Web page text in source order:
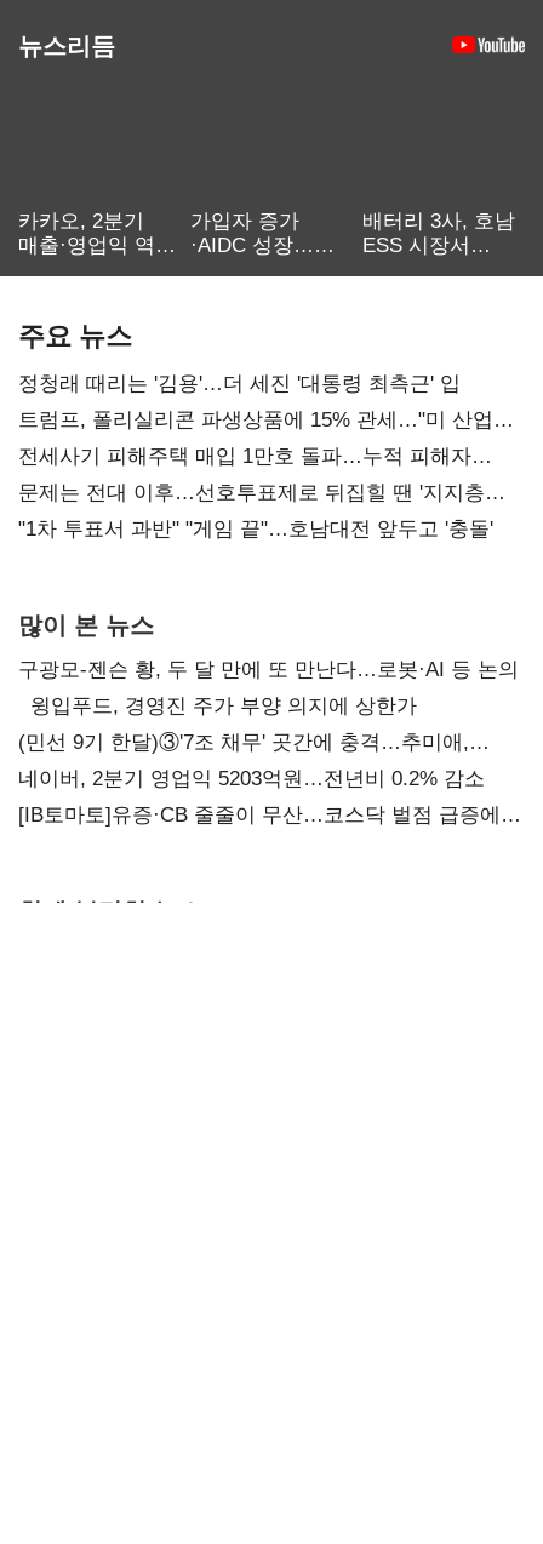
뉴스리듬
카카오, 2분기
매출·영업익 역대
가입자 증가
·AIDC 성장…
배터리 3사, 호남
ESS 시장서
주요 뉴스
정청래 때리는 '김용'…더 세진 '대통령 최측근' 입
트럼프, 폴리실리콘 파생상품에 15% 관세…"미 산업
재건"
전세사기 피해주택 매입 1만호 돌파…누적 피해자
4만278명
문제는 전대 이후…선호투표제로 뒤집힐 땐 '지지층
불복'
"1차 투표서 과반" "게임 끝"…호남대전 앞두고 '충돌'
많이 본 뉴스
구광모-젠슨 황, 두 달 만에 또 만난다…로봇·AI 등 논의
윙입푸드, 경영진 주가 부양 의지에 상한가
(민선 9기 한달)③'7조 채무' 곳간에 충격…추미애,
20년만에 '비상재정' 선언 승부수
네이버, 2분기 영업익 5203억원…전년비 0.2% 감소
[IB토마토]유증·CB 줄줄이 무산…코스닥 벌점 급증에
함께 볼만한 뉴스